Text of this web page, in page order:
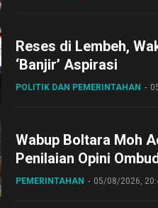
Reses di Lembeh,
‘Banjir’ Aspirasi
POLITIK DAN PEMERINTAHAN
Wabup Boltara Moh
Penilaian Opini
Gubernur Sulut
PEMERINTAHAN 05/08/2026,